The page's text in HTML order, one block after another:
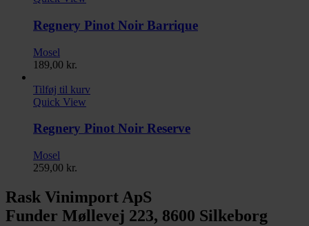
Regnery Pinot Noir Barrique
Mosel
189,00 kr.
Tilføj til kurv
Quick View
Regnery Pinot Noir Reserve
Mosel
259,00 kr.
Rask Vinimport ApS
Funder Møllevej 223, 8600 Silkeborg